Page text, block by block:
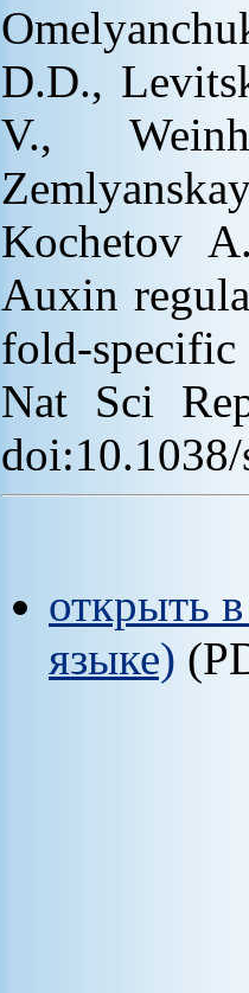
D.D.,
V.,
Kochetov
Auxin
fold-
Nat Sci
открыть
языке)